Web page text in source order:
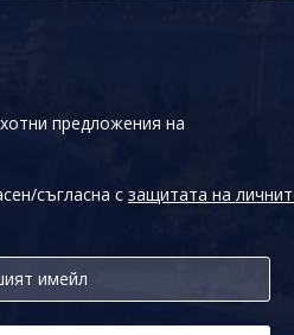
предложения на
съгласна с защитата на